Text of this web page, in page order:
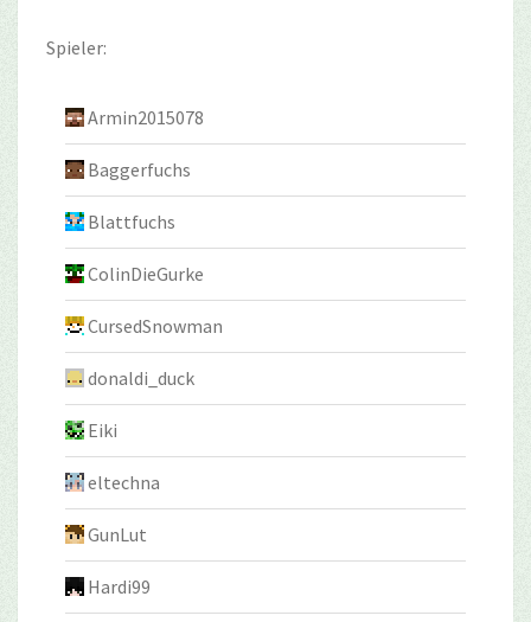
Spieler:
Armin2015078
Baggerfuchs
Blattfuchs
ColinDieGurke
CursedSnowman
donaldi_duck
Eiki
eltechna
GunLut
Hardi99